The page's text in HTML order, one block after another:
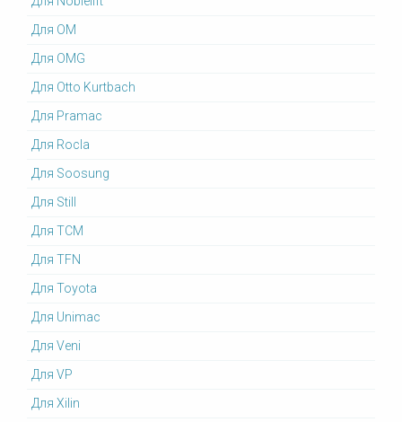
Для OM
Для OMG
Для Otto Kurtbach
Для Pramac
Для Rocla
Для Soosung
Для Still
Для TCM
Для TFN
Для Toyota
Для Unimac
Для Veni
Для VP
Для Xilin